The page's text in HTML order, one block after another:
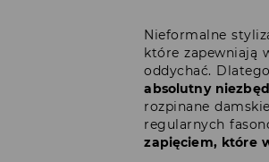
Nieformalne
które zapewniają
oddychać.
absolutny
rozpinane
regularnych
zapięciem, które